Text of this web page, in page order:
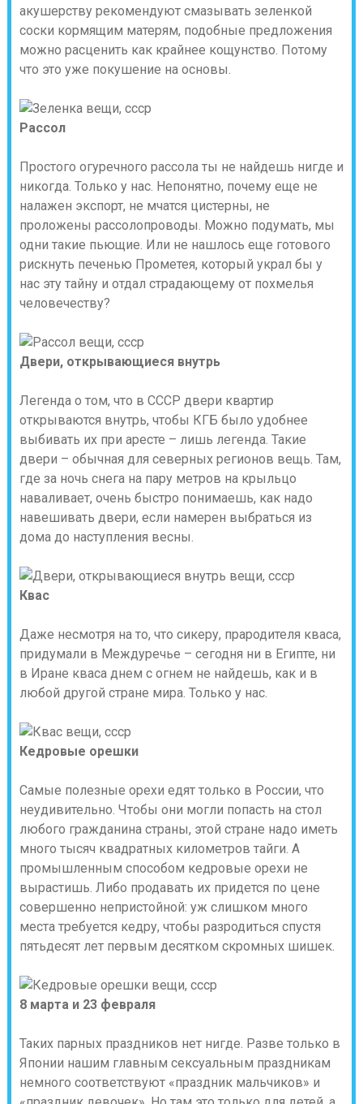
акушерству рекомендуют смазывать зеленкой
соски кормящим матерям, подобные предложения
можно расценить как крайнее кощунство. Потому
что это уже покушение на основы.
Рассол
Простого огуречного рассола ты не найдешь нигде и
никогда. Только у нас. Непонятно, почему еще не
налажен экспорт, не мчатся цистерны, не
проложены рассолопроводы. Можно подумать, мы
одни такие пьющие. Или не нашлось еще готового
рискнуть печенью Прометея, который украл бы у
нас эту тайну и отдал страдающему от похмелья
человечеству?
Двери, открывающиеся внутрь
Легенда о том, что в СССР двери квартир
открываются внутрь, чтобы КГБ было удобнее
выбивать их при аресте – лишь легенда. Такие
двери – обычная для северных регионов вещь. Там,
где за ночь снега на пару метров на крыльцо
наваливает, очень быстро понимаешь, как надо
навешивать двери, если намерен выбраться из
дома до наступления весны.
Квас
Даже несмотря на то, что сикеру, прародителя кваса,
придумали в Междуречье – сегодня ни в Египте, ни
в Иране кваса днем с огнем не найдешь, как и в
любой другой стране мира. Только у нас.
Кедровые орешки
Самые полезные орехи едят только в России, что
неудивительно. Чтобы они могли попасть на стол
любого гражданина страны, этой стране надо иметь
много тысяч квадратных километров тайги. А
промышленным способом кедровые орехи не
вырастишь. Либо продавать их придется по цене
совершенно непристойной: уж слишком много
места требуется кедру, чтобы разродиться спустя
пятьдесят лет первым десятком скромных шишек.
8 марта и 23 февраля
Таких парных праздников нет нигде. Разве только в
Японии нашим главным сексуальным праздникам
немного соответствуют «праздник мальчиков» и